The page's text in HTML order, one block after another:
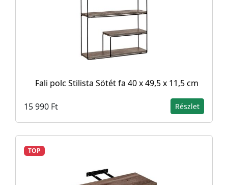
Fali polc Stilista Sötét fa 40 x 49,5 x 11,5 cm
15 990 Ft Részlet
TOP